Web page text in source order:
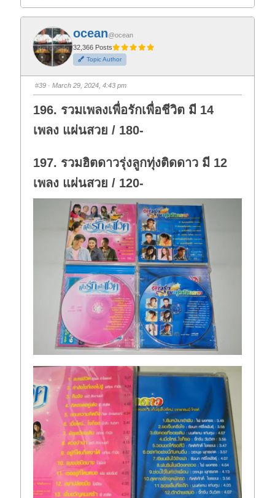
i
k
f
o
r
t
h
u
m
d
o
n
.
i
k
o
r
t
h
u
m
u
p
ocean@ocean
32,366 Posts
Topic Author
#39 · March 29, 2024, 4:43 pm
196. รวมเพลงเพื่อรักเพื่อชีวิต มี 14
เพลง แผ่นสวย / 180-
197. รวมฮิตดาวรุ่งลูกทุ่งติดดาว มี 12
เพลง แผ่นสวย / 120-